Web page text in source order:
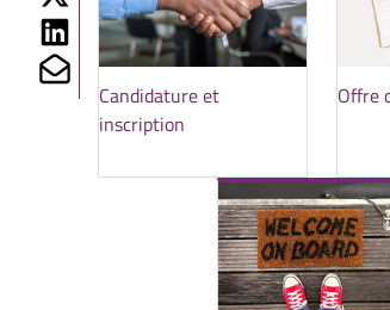
Candidature et
inscription
Offre
Share on Linkedin
Share on Mailto